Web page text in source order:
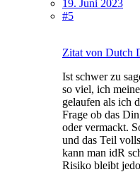
19. Juni 2023
#5
Zitat von Dutch
Ist schwer zu
so viel, ich
gelaufen als ich
Frage ob das
oder vermackt.
und das Teil
kann man idR
Risiko bleibt